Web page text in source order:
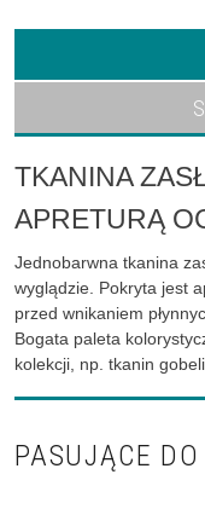
TKANINA
APRETURĄ
Jednobarwna tkanina
wyglądzie. Pokryta jest
przed wnikaniem
Bogata paleta
kolekcji, np. tkanin
PASUJĄCE DO